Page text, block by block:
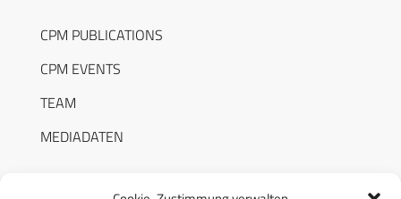
CPM PUBLICATIONS
CPM EVENTS
TEAM
MEDIADATEN